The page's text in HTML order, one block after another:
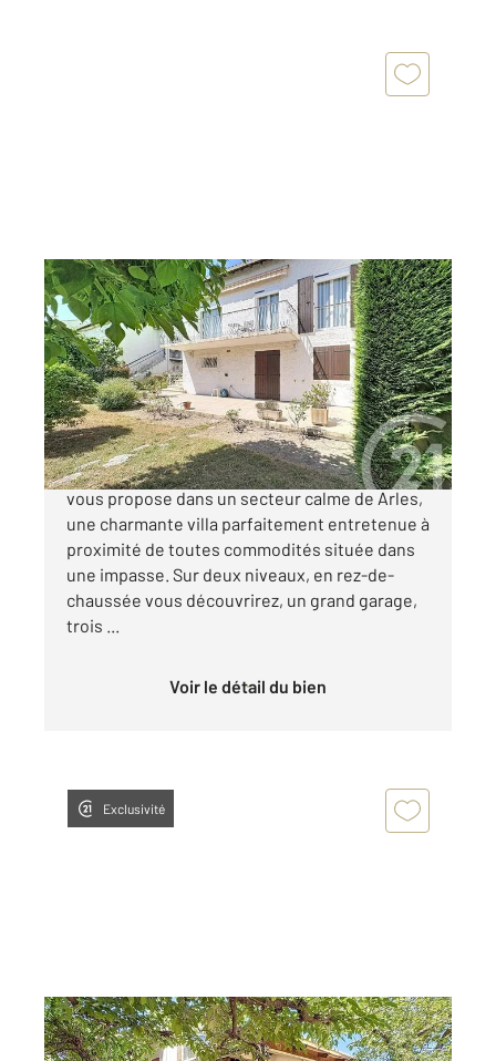
ARLES 13
121,10 m2, 6 pièces
Ref : 4267
Maison à vendre
335 000 €
Votre Agence Century21 Arelate Immo à Arles
vous propose dans un secteur calme de Arles,
une charmante villa parfaitement entretenue à
proximité de toutes commodités située dans
une impasse. Sur deux niveaux, en rez-de-
chaussée vous découvrirez, un grand garage,
trois ...
Voir le détail du bien
Exclusivité
ARLES 13
99,66 m2, 4 pièces